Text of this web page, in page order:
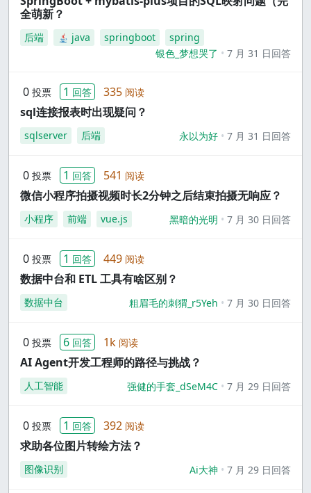
全萌新？
后端 java springboot
spring
银色_梦想哭了
7 月 31 日回答
0 投票 1 回答 335 阅读
sql连接报表时出现疑问？
sqlserver 后端 永以为好 7 月 31 日回答
0 投票 1 回答 541 阅读
微信小程序拍摄视频时长2分钟之后结束拍摄无响应？
小程序 前端 vue.js 黑暗的光明 7 月 30 日回答
0 投票 1 回答 449 阅读
数据中台和 ETL 工具有啥区别？
数据中台 粗眉毛的刺猬_r5Yeh 7 月 30 日回答
0 投票 6 回答 1k 阅读
AI Agent开发工程师的路径与挑战？
人工智能 强健的手套_dSeM4C 7 月 29 日回答
0 投票 1 回答 392 阅读
求助各位图片转绘方法？
图像识别 Ai大神 7 月 29 日回答